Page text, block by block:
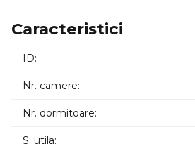
zona centrala si de business a
compartimentarea inteligenta si
facilitatile urbane majore.
LOCALIZARE SI ACCESIBILITATE:
catre punctele de interes majore ale
Caracteristici
ID:
Nr. camere:
Nr. dormitoare:
S. utila: